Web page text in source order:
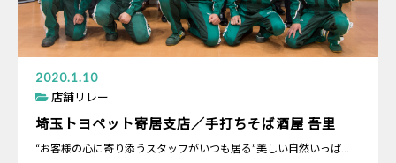
2020.1.10
店舗リレー
埼玉トヨペット寄居支店／手打ちそば酒屋 吾里
“お客様の心に寄り添うスタッフがいつも居る”美しい自然いっぱ…